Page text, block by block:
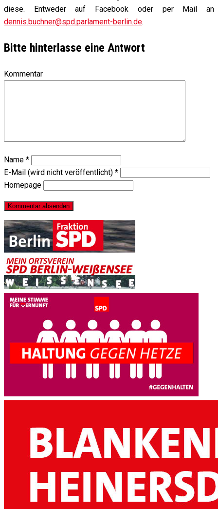
diese. Entweder auf Facebook oder per Mail an
dennis.buchner@spd.parlament-berlin.de.
Bitte hinterlasse eine Antwort
Kommentar
Name *
E-Mail (wird nicht veröffentlicht) *
Homepage